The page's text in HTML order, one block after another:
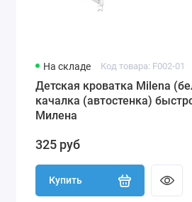
На складе Код товара: F002-01
Детская кроватка Milena
качалка (автостенка)
Милена
325 руб
Купить